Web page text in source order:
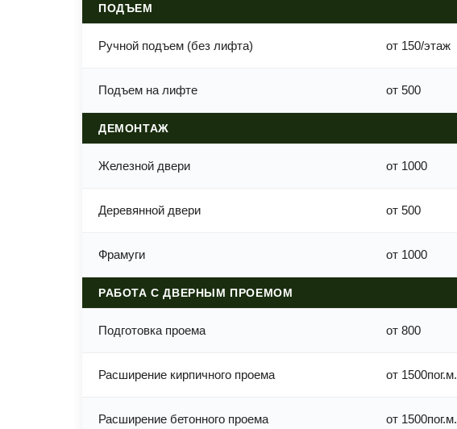
ПОДЪЕМ
Ручной подъем (без лифта) от 150/этаж
Подъем на лифте от 500
ДЕМОНТАЖ
Железной двери от 1000
Деревянной двери от 500
Фрамуги от 1000
РАБОТА С ДВЕРНЫМ ПРОЕМОМ
Подготовка проема от 800
Расширение кирпичного проема от 1500пог.м.
Расширение бетонного проема от 1500пог.м.